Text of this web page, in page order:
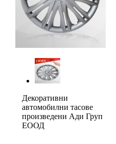
Декоративни
автомобилни тасове
произведени Ади Груп
ЕООД